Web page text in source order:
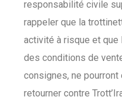
responsabilité civile
rappeler que la
activité à risque et
des conditions de
consignes, ne pourront
retourner contre